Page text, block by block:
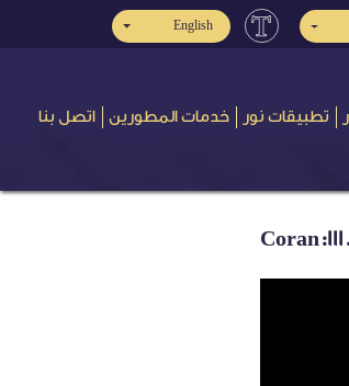
English
تطبيقات نور خدمات المطورين اتصل بنا